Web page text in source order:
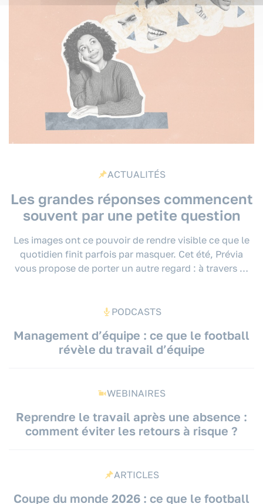
ACTUALITÉS
Les grandes réponses commencent
souvent par une petite question
Les images ont ce pouvoir de rendre visible ce que le
quotidien finit parfois par masquer. Cet été, Prévia
vous propose de porter un autre regard : à travers …
PODCASTS
Management d’équipe : ce que le football
révèle du travail d’équipe
WEBINAIRES
Reprendre le travail après une absence :
comment éviter les retours à risque ?
ARTICLES
Coupe du monde 2026 : ce que le football